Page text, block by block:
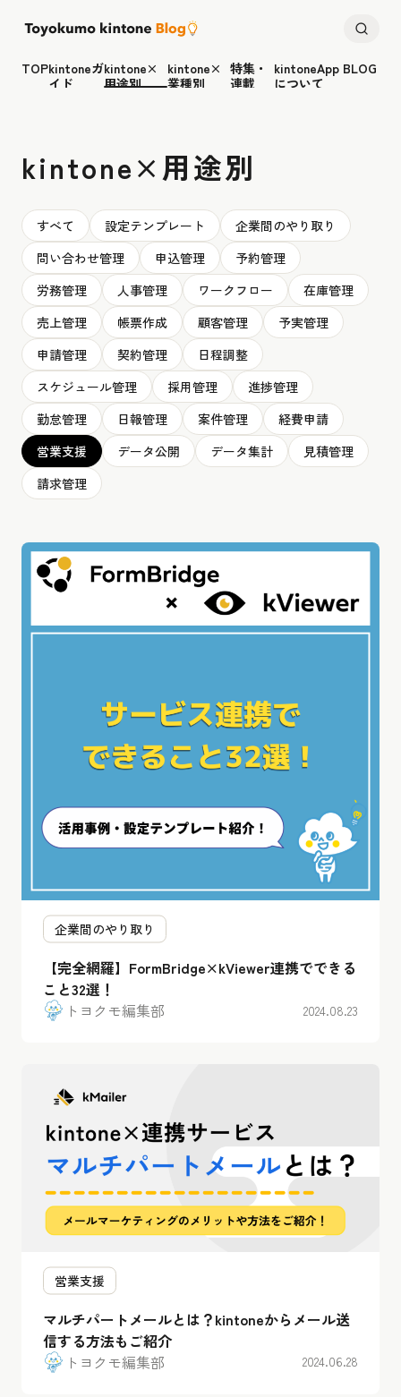
TOPkintoneガ
イド
kintone×
用途別
kintone×
業種別
特集・
連載
kintoneApp BLOG
について
kintone×用途別
すべて 設定テンプレート
企業間のやり取り
問い合わせ管理
申込管理
予約管理
労務管理
人事管理 ワークフロー
在庫管理
売上管理
帳票作成 顧客管理
予実管理
申請管理
契約管理
日程調整
スケジュール管理
採用管理
進捗管理
勤怠管理
日報管理 案件管理
経費申請
営業支援
データ公開 データ集計
見積管理
請求管理
企業間のやり取り
【完全網羅】FormBridge×kViewer連携でできる
こと32選！
トヨクモ編集部
2024.08.23
営業支援
マルチパートメールとは？kintoneからメール送
信する方法もご紹介
トヨクモ編集部
2024.06.28